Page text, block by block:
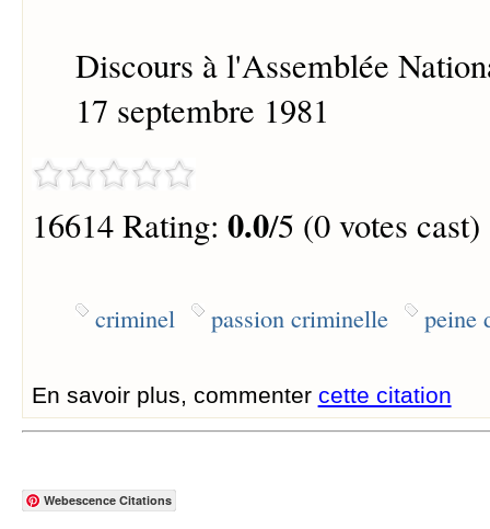
Discours à l'Assemblée
17 septembre 1981
16614 Rating: 0.0/5 (0 votes cast)
criminel passion criminelle peine
En savoir plus, commenter cette citation
Webescence Citations